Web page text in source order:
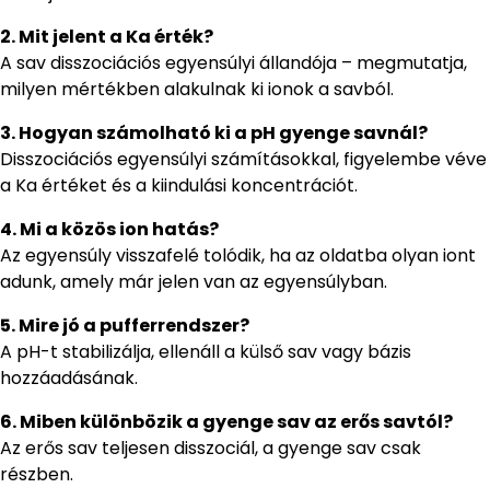
2. Mit jelent a Ka érték?
A sav disszociációs egyensúlyi állandója – megmutatja,
milyen mértékben alakulnak ki ionok a savból.
3. Hogyan számolható ki a pH gyenge savnál?
Disszociációs egyensúlyi számításokkal, figyelembe véve
a Ka értéket és a kiindulási koncentrációt.
4. Mi a közös ion hatás?
Az egyensúly visszafelé tolódik, ha az oldatba olyan iont
adunk, amely már jelen van az egyensúlyban.
5. Mire jó a pufferrendszer?
A pH-t stabilizálja, ellenáll a külső sav vagy bázis
hozzáadásának.
6. Miben különbözik a gyenge sav az erős savtól?
Az erős sav teljesen disszociál, a gyenge sav csak
részben.